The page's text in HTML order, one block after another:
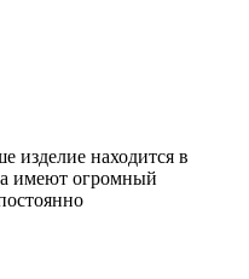
изделие находится в
имеют огромный